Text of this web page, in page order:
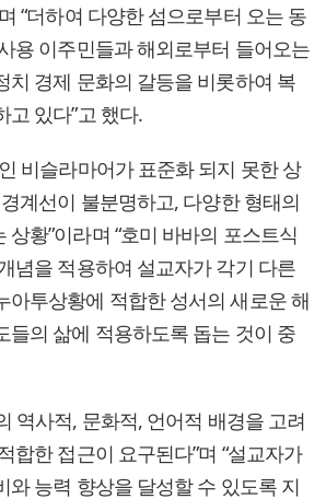
“더하여 다양한 섬으로부터 오는 동
용 이주민들과 해외로부터 들어오는
치 경제 문화의 갈등을 비롯하여 복
고 있다”고 했다.
비슬라마어가 표준화 되지 못한 상
계선이 불분명하고, 다양한 형태의
상황”이라며 “호미 바바의 포스트식
념을 적용하여 설교자가 각기 다른
아투상황에 적합한 성서의 새로운 해
들의 삶에 적용하도록 돕는 것이 중
역사적, 문화적, 언어적 배경을 고려
합한 접근이 요구된다”며 “설교자가
와 능력 향상을 달성할 수 있도록 지